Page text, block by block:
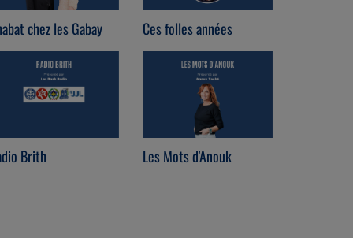
chez les Gabay
Brith
Ces folles années
Les Mots d'Anouk